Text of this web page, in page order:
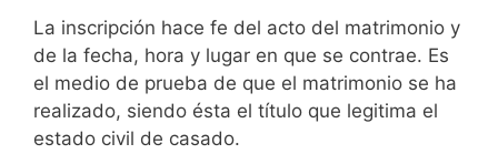
La inscripción hace fe del acto del matrimonio y
de la fecha, hora y lugar en que se contrae. Es
el medio de prueba de que el matrimonio se ha
realizado, siendo ésta el título que legitima el
estado civil de casado.